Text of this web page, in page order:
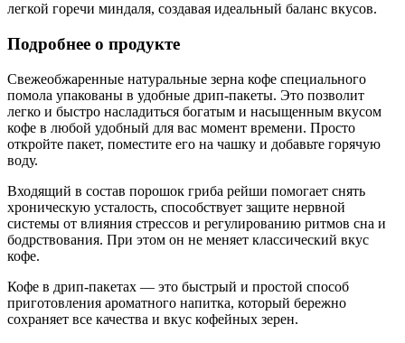
легкой горечи миндаля, создавая идеальный баланс вкусов.
Подробнее о продукте
Свежеобжаренные натуральные зерна кофе специального
помола упакованы в удобные дрип-пакеты. Это позволит
легко и быстро насладиться богатым и насыщенным вкусом
кофе в любой удобный для вас момент времени. Просто
откройте пакет, поместите его на чашку и добавьте горячую
воду.
Входящий в состав порошок гриба рейши помогает снять
хроническую усталость, способствует защите нервной
системы от влияния стрессов и регулированию ритмов сна и
бодрствования. При этом он не меняет классический вкус
кофе.
Кофе в дрип-пакетах — это быстрый и простой способ
приготовления ароматного напитка, который бережно
сохраняет все качества и вкус кофейных зерен.